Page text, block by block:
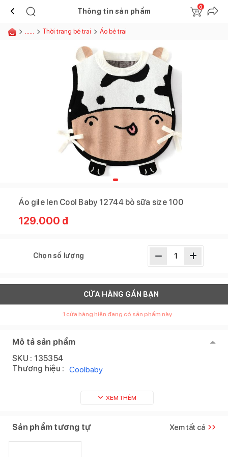
Thông tin sản phẩm
0
...... Thời trang bé trai Áo bé trai
Áo gile len Cool Baby 12744 bò sữa size 100
129.000 đ
Chọn số lượng
CỬA HÀNG GẦN BẠN
1 cửa hàng hiện đang có sản phẩm này
Mô tả sản phẩm
SKU : 135354
Thương hiệu : Coolbaby
XEM THÊM
Sản phẩm tương tự Xem tất cả